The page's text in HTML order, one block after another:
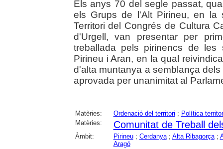
Els anys 70 del segle passat,
els Grups de l'Alt Pirineu, en la
Territori del Congrés de Cultura
d'Urgell, van presentar per
treballada pels pirinencs de
Pirineu i Aran, en la qual
d'alta muntanya a semblança
aprovada per unanimitat al
Matèries: Ordenació del territori ; Política
Matèries:
Comunitat de Treball
Àmbit: Pirineu; Cerdanya; Alta Ribagorça;
Aragó